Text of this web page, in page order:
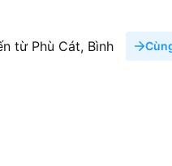
từ Phù Cát, Bình